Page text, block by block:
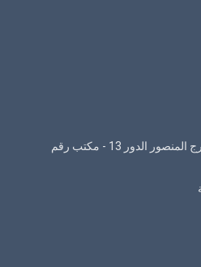
مركز زين للأعمال - برج المنصور الدور 13 - مكتب رقم